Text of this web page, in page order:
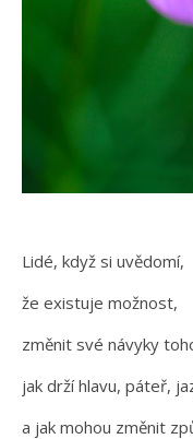
Lidé, když si uvědomí,
že existuje možnost,
změnit své návyky
jak drží hlavu, páteř,
a jak mohou změnit